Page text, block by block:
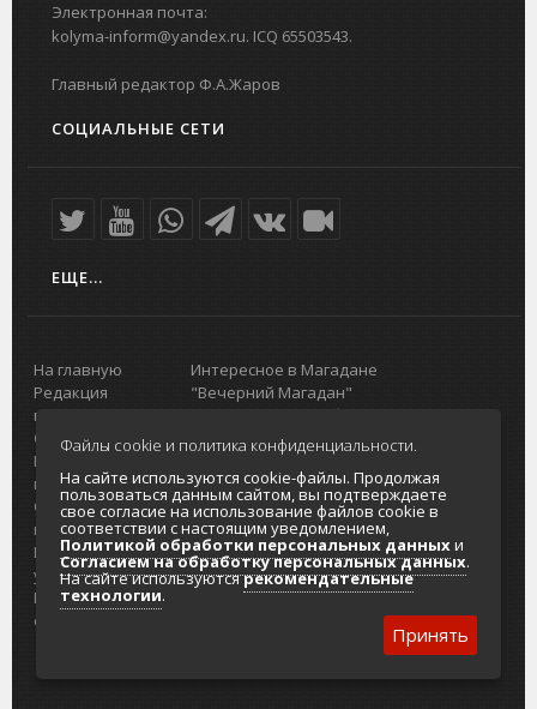
Электронная почта:
kolyma-inform@yandex.ru. ICQ 65503543.
Главный редактор Ф.А.Жаров
СОЦИАЛЬНЫЕ СЕТИ
ЕЩЕ...
На главную
Редакция
портала
О проекте
Реклама на
портале
Отзывы и
предложения
Интернет-
услуги
Разработка
сайтов
Интересное в Магадане
"Вечерний Магадан"
Городская доска объявлений
Реклама
Главный туристический портал
Колымы
Политика в отношении обработки
персональных данных
Согласие на обработку персональных
данных
Файлы cookie и политика конфиденциальности.
На сайте используются cookie-файлы. Продолжая
пользоваться данным сайтом, вы подтверждаете
свое согласие на использование файлов cookie в
соответствии с настоящим уведомлением,
Политикой обработки персональных данныхи
Согласием на обработку персональных данных.
На сайте используютсярекомендательные
технологии.
Принять